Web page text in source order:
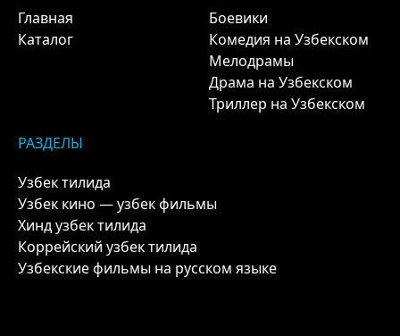
Главная
Каталог
Боевики
Комедия на Узбекском
Мелодрамы
Драма на Узбекском
Триллер на Узбекском
РАЗДЕЛЫ
Узбек тилида
Узбек кино — узбек фильмы
Хинд узбек тилида
Коррейский узбек тилида
Узбекские фильмы на русском языке